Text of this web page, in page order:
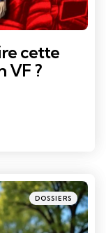
cette
VF ?
Categories
Posted
in
DOSSIERS